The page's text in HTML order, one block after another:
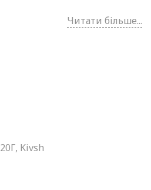
Читати більше...
Kivsh